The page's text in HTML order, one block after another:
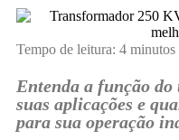
Tempo de leitura: 4 minutos
Entenda a função
suas aplicações e
para sua operação